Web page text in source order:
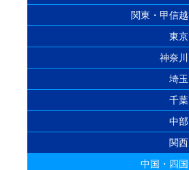
関東・甲信越
東京
神奈川
埼玉
千葉
中部
関西
中国・四国